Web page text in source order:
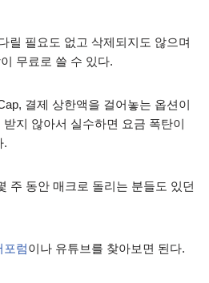
릴 필요도 없고 삭제되지도 않으며
무료로 쓸 수 있다.
결제 상한액을 걸어놓는 옵션이
지 않아서 실수하면 요금 폭탄이
.
주 동안 매크로 돌리는 분들도 있던
포럼이나 유튜브를 찾아보면 된다.